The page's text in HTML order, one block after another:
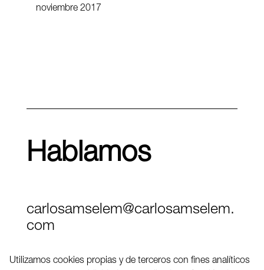
noviembre 2017
Hablamos
carlosamselem@carlosamselem.
com
Utilizamos cookies propias y de terceros con fines analíticos